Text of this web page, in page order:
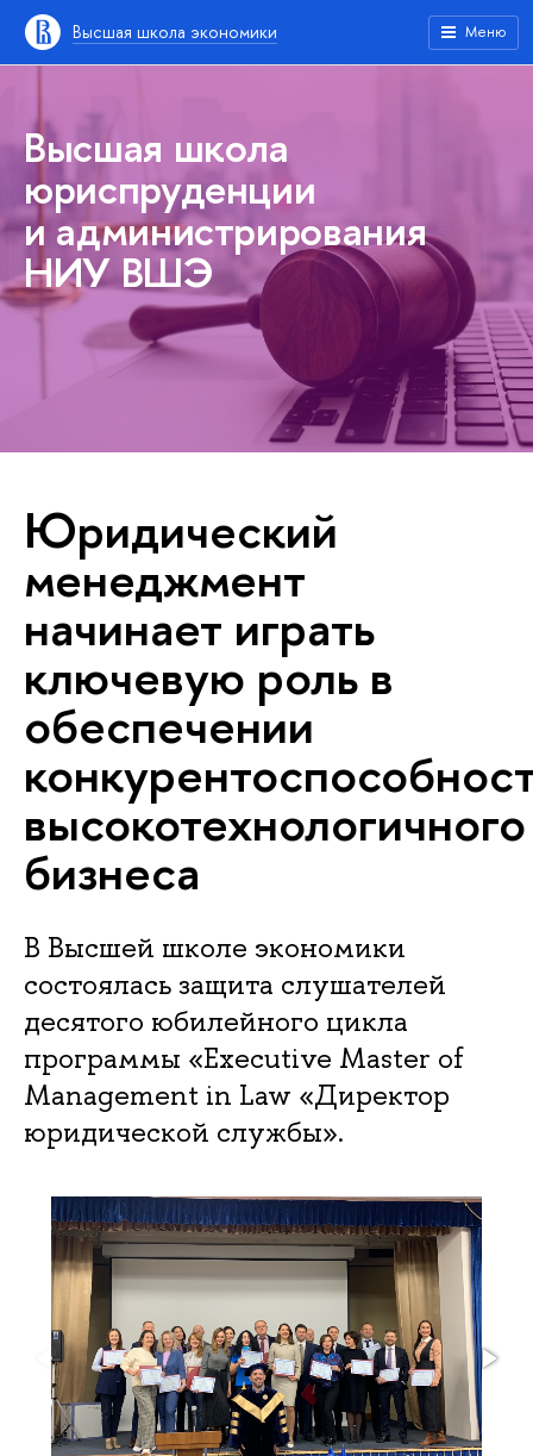
Высшая школа экономики Меню
Высшая школа
юриспруденции
и администрирования
НИУ ВШЭ
Юридический
менеджмент
начинает играть
ключевую роль в
обеспечении
высокотехнологичного
бизнеса
В Высшей школе экономики
состоялась защита слушателей
десятого юбилейного цикла
программы «Executive Master of
Management in Law «Директор
юридической службы».